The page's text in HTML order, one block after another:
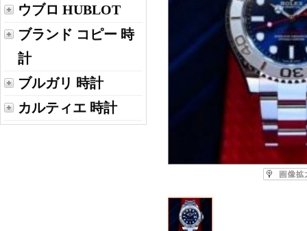
ウブロ HUBLOT
ブランド コピー 時
計
ブルガリ 時計
カルティエ 時計